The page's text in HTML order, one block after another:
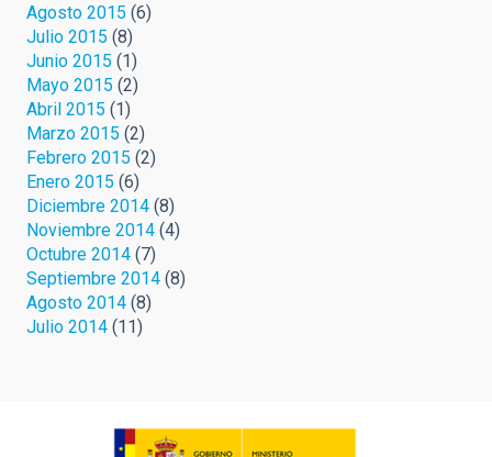
Agosto 2015 (6)
Julio 2015 (8)
Junio 2015 (1)
Mayo 2015 (2)
Abril 2015 (1)
Marzo 2015 (2)
Febrero 2015 (2)
Enero 2015 (6)
Diciembre 2014 (8)
Noviembre 2014 (4)
Octubre 2014 (7)
Septiembre 2014 (8)
Agosto 2014 (8)
Julio 2014 (11)